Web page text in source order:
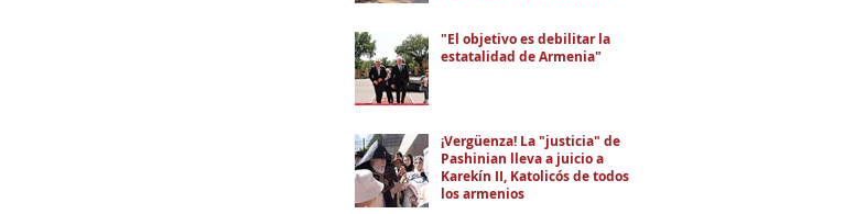
"El objetivo es debilitar la
estatalidad de Armenia"
¡Vergüenza! La "justicia" de
Pashinian lleva a juicio a
Karekín II, Katolicós de todos
los armenios